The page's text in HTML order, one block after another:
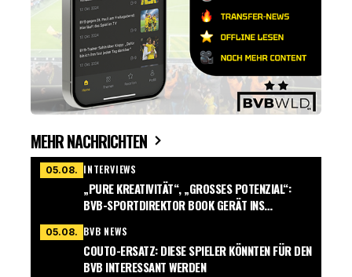
MEHR NACHRICHTEN
05.08. INTERVIEWS
„PURE KREATIVITÄT“, „GROSSES POTENZIAL“: B
VB-SPORTDIREKTOR BOOK GERÄT INS S
05.08. BVB NEWS
COUTO-ERSATZ: DIESE SPIELER KÖNNTEN FÜR DEN
BVB INTERESSANT WERDEN